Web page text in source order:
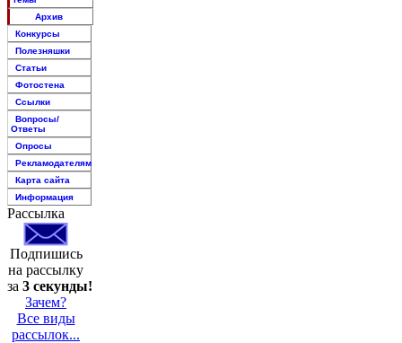
Архив
Конкурсы
Полезняшки
Статьи
Фотостена
Ссылки
Вопросы/
Ответы
Опросы
Рекламодателям
Карта сайта
Информация
Рассылка
Подпишись
на рассылку
за 3 секунды!
Зачем?
Все виды
рассылок...